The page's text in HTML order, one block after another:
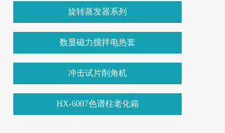
旋转蒸发器系列
数显磁力搅拌电热套
冲击试片削角机
HX-6007色谱柱老化箱